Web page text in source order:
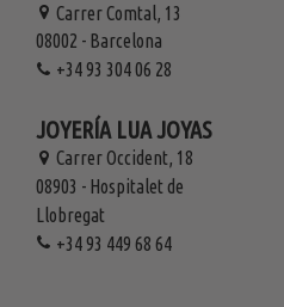
Carrer Comtal, 13
08002 - Barcelona
+34 93 304 06 28
JOYERÍA LUA JOYAS
Carrer Occident, 18
08903 - Hospitalet de
Llobregat
+34 93 449 68 64